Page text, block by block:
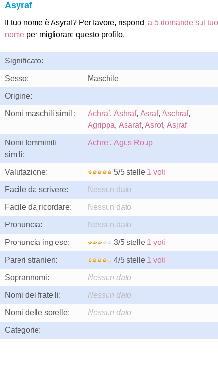
Asyraf
Il tuo nome è Asyraf? Per favore, rispondi a 5 domande sul tuo
nome per migliorare questo profilo.
Significato:
Sesso: Maschile
Origine:
Nomi maschili simili: Achraf, Ashraf, Asraf, Aschraf,
Agrippa, Asaraf, Asrof, Asjraf
Nomi femminili
simili:
Achref, Agus Roup
Valutazione: 5/5 stelle 1 voti
Facile da scrivere: Nessun dato
Facile da ricordare: Nessun dato
Pronuncia: Nessun dato
Pronuncia inglese: 3/5 stelle 1 voti
Pareri stranieri: 4/5 stelle 1 voti
Soprannomi: Nessun dato
Nomi dei fratelli: Nessun dato
Nomi delle sorelle: Nessun dato
Categorie: